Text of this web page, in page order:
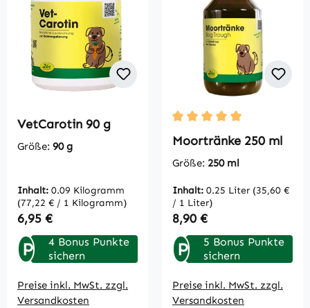
VetCarotin 90 g
Größe: 90 g
Inhalt: 0.09 Kilogramm
(77,22 € / 1 Kilogramm)
Regulärer Preis:
6,95 €
P
4 Bonus Punkte
sichern
Preise inkl. MwSt. zzgl.
Versandkosten
Durchschnittliche
Moortränke 250 ml
Größe: 250 ml
Inhalt: 0.25 Liter (35,60 €
/ 1 Liter)
Regulärer Preis:
8,90 €
P
5 Bonus Punkte
sichern
Preise inkl. MwSt. zzgl.
Versandkosten